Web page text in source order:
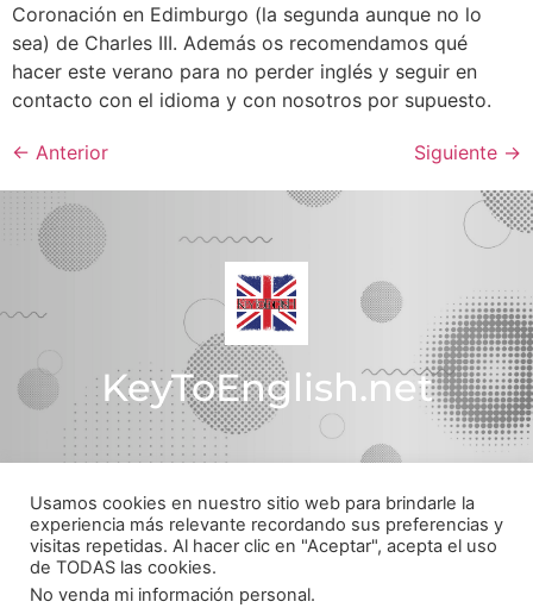
Coronación en Edimburgo (la segunda aunque no lo
sea) de Charles III. Además os recomendamos qué
hacer este verano para no perder inglés y seguir en
contacto con el idioma y con nosotros por supuesto.
← Anterior Siguiente →
KeyToEnglish.net
Política de Privacidad
© Todos los derechos reservados
Web realizada porpachecojam.com
Usamos cookies en nuestro sitio web para brindarle la
experiencia más relevante recordando sus preferencias y
visitas repetidas. Al hacer clic en "Aceptar", acepta el uso
de TODAS las cookies.
No venda mi información personal.